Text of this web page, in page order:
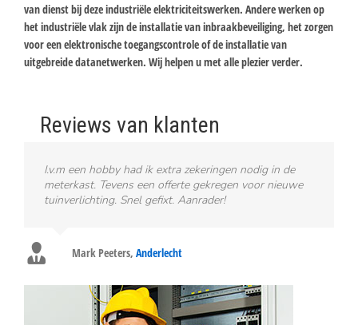
van dienst bij deze industriële elektriciteitswerken. Andere werken op
het industriële vlak zijn de installatie van inbraakbeveiliging, het zorgen
voor een elektronische toegangscontrole of de installatie van
uitgebreide datanetwerken. Wij helpen u met alle plezier verder.
Reviews van klanten
I.v.m een hobby had ik extra zekeringen nodig in de
meterkast. Tevens een offerte gekregen voor nieuwe
tuinverlichting. Snel gefixt. Aanrader!
Mark Peeters, Anderlecht